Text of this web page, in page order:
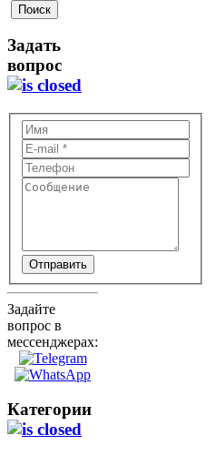
Задать
вопрос
Отправить
Задайте
вопрос в
мессенджерах:
Категории